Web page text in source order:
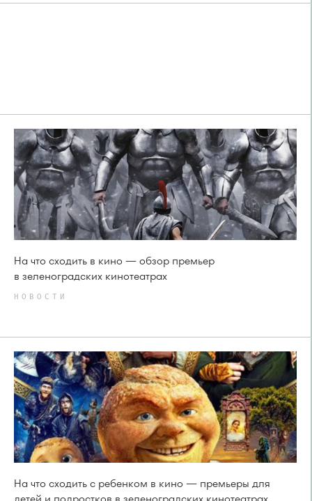
На что сходить в кино — обзор премьер
в зеленоградских кинотеатрах
НОВОСТИ
На что сходить с ребенком в кино — премьеры для